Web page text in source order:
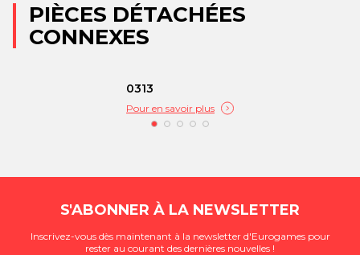
PIÈCES DÉTACHÉES
CONNEXES
0313
Pour en savoir plus
S'ABONNER À LA NEWSLETTER
Inscrivez-vous dès maintenant à la newsletter d'Eurogames pour
rester au courant des dernières nouvelles !